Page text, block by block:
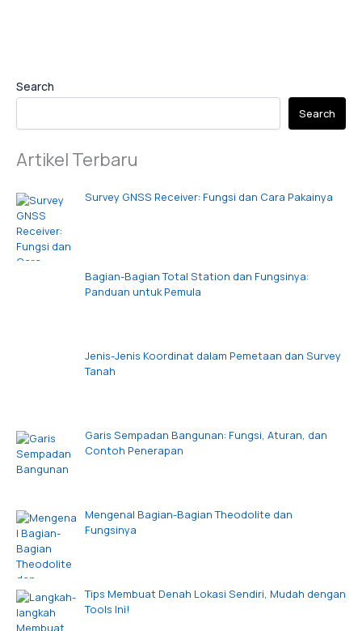
Search
Search
Artikel Terbaru
Survey GNSS Receiver: Fungsi dan Cara Pakainya
Bagian-Bagian Total Station dan Fungsinya:
Panduan untuk Pemula
Jenis-Jenis Koordinat dalam Pemetaan dan Survey
Tanah
Garis Sempadan Bangunan: Fungsi, Aturan, dan
Contoh Penerapan
Mengenal Bagian-Bagian Theodolite dan
Fungsinya
Tips Membuat Denah Lokasi Sendiri, Mudah dengan
Tools Ini!